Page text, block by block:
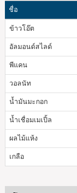
ชื่อ
ข้าวโอ๊ต
อัลมอนด์สไลด์
พีแคน
วอลนัท
น้ำมันมะกอก
น้ำเชื่อมเมเปิ้ล
ผลไม้แห้ง
เกลือ